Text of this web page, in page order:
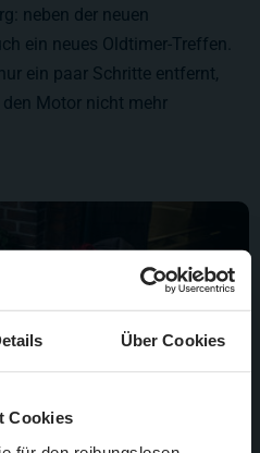
Über Cookies
Cookies
neben der neuen
ein neues Oldtimer-Treffen.
ein paar Schritte entfernt,
Motor nicht mehr